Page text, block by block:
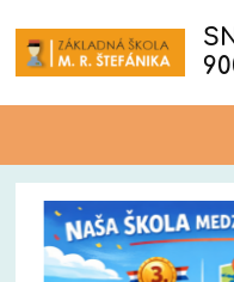
Hlavná
stránka